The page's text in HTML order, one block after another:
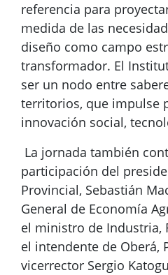
referencia para
medida de las
diseño como campo
transformador. El
ser un nodo entre
territorios, que impulse
innovación social,
La jornada también
participación del
Provincial, Sebastián
General de Economía
el ministro de Industria,
el intendente de Oberá,
vicerrector Sergio